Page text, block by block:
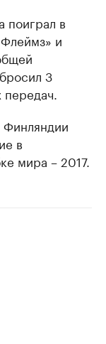
поиграл в
и
3
Финляндии
в
мира – 2017.